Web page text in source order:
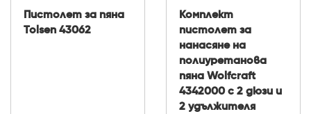
Пистолет за пяна
Tolsen 43062
Комплект
пистолет за
нанасяне на
полиуретанова
пяна Wolfcraft
4342000 с 2 дюзи и
2 удължителя